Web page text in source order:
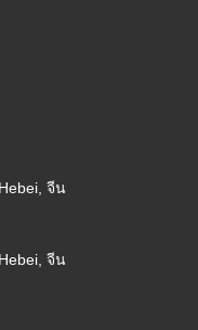
เครื่องปิดท่อสายเคเบิลความแม่นยํา 380V อุปกรณ์ปิดท่อสายเคเบิล 15m/min
จีน
จีน